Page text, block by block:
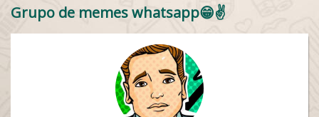
Grupo de memes whatsapp😁✌️